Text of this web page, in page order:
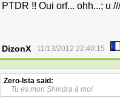
PTDR !! Oui orf... ohh...; u
DizonX 11/13/2012 22:40:15
Zero-Ista said:
Tu es mon Shindra à moi